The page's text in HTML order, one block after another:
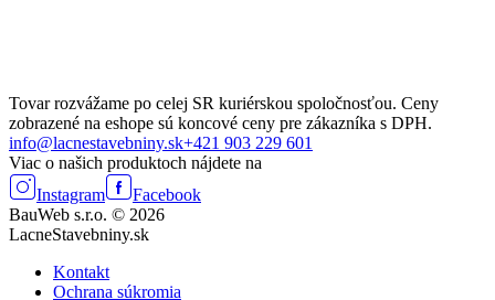
Tovar rozvážame po celej SR kuriérskou spoločnosťou. Ceny
zobrazené na eshope sú koncové ceny pre zákazníka s DPH.
info@lacnestavebniny.sk+421 903 229 601
Viac o našich produktoch nájdete na
Instagram
Facebook
BauWeb s.r.o. © 2026
LacneStavebniny.sk
Kontakt
Ochrana súkromia